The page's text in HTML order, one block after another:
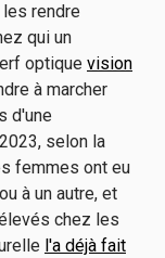
rendre
qui un
optique vision
à marcher
d'une
selon la
femmes ont eu
à un autre, et
chez les
l'a déjà fait